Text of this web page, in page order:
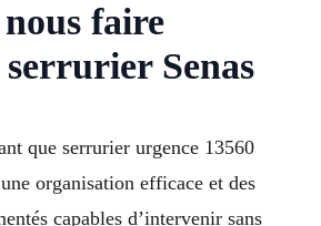
faire
Senas
que serrurier urgence 13560
organisation efficace et des
capables d’intervenir sans